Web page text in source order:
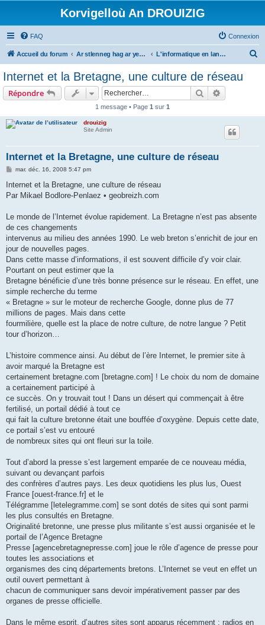
Korvigelloù An DROUIZIG
FAQ Connexion
Accueil du forum Ar stlenneg hag ar yezhoù bihan er bed a-bezh L'informatique en langues régionales et minoritaires
Internet et la Bretagne, une culture de réseau
Répondre Rechercher
1 message • Page 1 sur 1
drouizig
Site Admin
Internet et la Bretagne, une culture de réseau
M
s
a
mar. déc. 16, 2008 5:47 pm
Internet et la Bretagne, une culture de réseau
Par Mikael Bodlore-Penlaez • geobreizh.com
Le monde de l’Internet évolue rapidement. La Bretagne n’est pas absente
de ces changements
intervenus au milieu des années 1990. Le web breton s’enrichit de jour en
jour de nouvelles pages.
Dans cette masse d’informations, il est souvent difficile d’y voir clair.
Pourtant on peut estimer que la
Bretagne bénéficie d’une très bonne présence sur le réseau. En effet, une
simple recherche du terme
« Bretagne » sur le moteur de recherche Google, donne plus de 77
millions de pages. Mais dans cette
fourmilière, quelle est la place de notre culture, de notre langue ? Petit
tour d’horizon…
L’histoire commence ainsi. Au début de l’ère Internet, le premier site à
avoir marqué la Bretagne est
certainement bretagne.com [bretagne.com] ! Le choix du nom de domaine
a certainement participé à
ce succès. On y trouvait tout ! Dans un désert qui commençait à être
fertilisé, un portail dédié à tout ce
qui fait la culture bretonne était une bouffée d’oxygène. Depuis cette date,
ce portail s’est vu entouré
de nombreux sites qui ont fleuri sur la toile.
Tout d’abord la presse s’est largement emparée de ce nouveau média,
suivant ou devançant parfois
des confrères d’autres pays. Les deux quotidiens les plus lus, Ouest
France [ouest-france.fr] et le
Télégramme [letelegramme.com] se sont dotés de sites qui sont parmi
les plus consultés en Bretagne.
Originalité bretonne, une presse plus militante s’est aussi organisée et le
portail de l’Agence Bretagne
Presse [agencebretagnepresse.com] joue le rôle d’agence de presse pour
toutes les associations et
organismes des cinq départements bretons. L’Internet se veut en effet un
outil ouvert permettant à
chacun de communiquer sans devoir impérativement passer par des
organes de presse officielle.
Dans le même esprit, d’autres sites sont apparus récemment : radios en